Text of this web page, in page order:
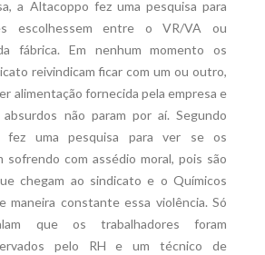
a Altacoppo fez uma pesquisa para
escolhessem entre o VR/VA ou
fábrica. Em nenhum momento os
reivindicam ficar com um ou outro,
alimentação fornecida pela empresa e
não param por aí. Segundo
fez uma pesquisa para ver se os
sofrendo com assédio moral, pois são
chegam ao sindicato e o Químicos
maneira constante essa violência. Só
que os trabalhadores foram
pelo RH e um técnico de